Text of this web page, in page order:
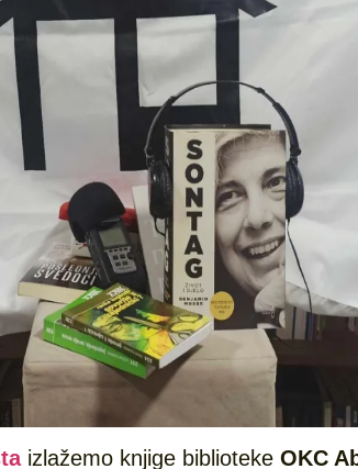
izlažemo knjige bibliotekeOKC